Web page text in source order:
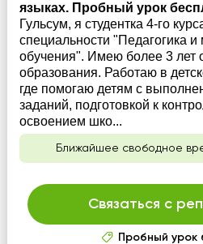
языках. Пробный урок
Гульсум, я студентка 4-го
специальности "Педагогика и
обучения". Имею более 3 лет
образования. Работаю в
где помогаю детям с
заданий, подготовкой к
освоением шко...
Ближайшее свободное
Связаться с
Пробный урок